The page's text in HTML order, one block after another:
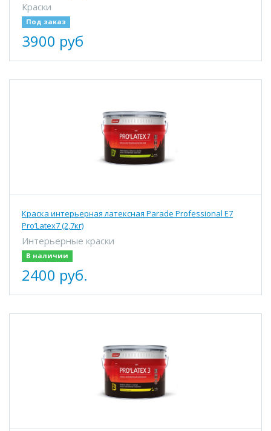
Краски
Под заказ
3900 руб
Краска интерьерная латексная Parade Professional E7
Pro’Latex7 (2,7кг)
Интерьерные краски
В наличии
2400 руб.